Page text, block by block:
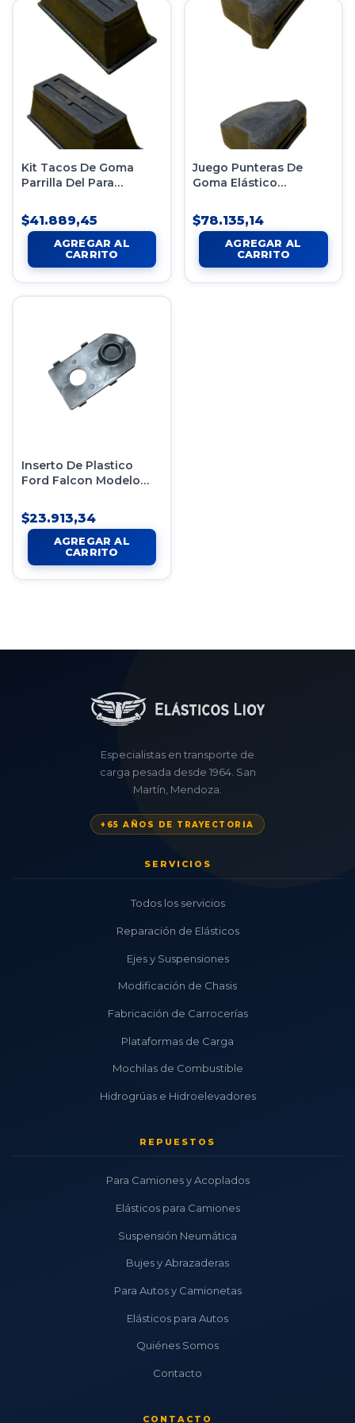
Kit Tacos De Goma
Parrilla Del Para
$41.889,45
Juego Punteras De
Goma Elástico
$78.135,14
Inserto De Plastico
Ford Falcon Modelo
$23.913,34
Especialistas en transporte de
carga pesada desde 1964. San
Martín, Mendoza.
+65 AÑOS DE TRAYECTORIA
SERVICIOS
Todos los servicios
Reparación de Elásticos
Ejes y Suspensiones
Modificación de Chasis
Fabricación de Carrocerías
Plataformas de Carga
Mochilas de Combustible
Hidrogrúas e Hidroelevadores
REPUESTOS
Para Camiones y Acoplados
Elásticos para Camiones
Suspensión Neumática
Bujes y Abrazaderas
Para Autos y Camionetas
Elásticos para Autos
Quiénes Somos
Contacto
CONTACTO